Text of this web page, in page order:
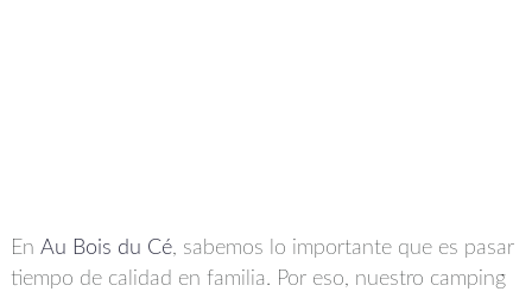
En Au Bois du Cé, sabemos lo importante que es pasar
tiempo de calidad en familia. Por eso, nuestro camping